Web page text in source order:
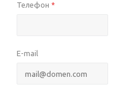
Телефон *
E-mail